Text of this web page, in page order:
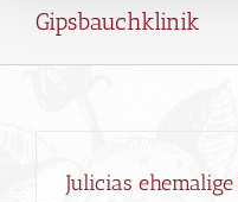
Gipsbauchklinik
Julicias